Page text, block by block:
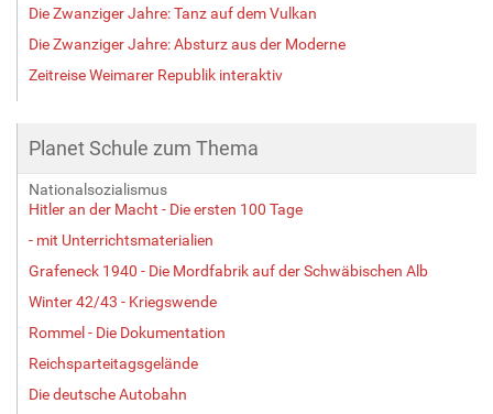
Die Zwanziger Jahre: Tanz auf dem Vulkan
Die Zwanziger Jahre: Absturz aus der Moderne
Zeitreise Weimarer Republik interaktiv
Planet Schule zum Thema
Nationalsozialismus
Hitler an der Macht - Die ersten 100 Tage
- mit Unterrichtsmaterialien
Grafeneck 1940 - Die Mordfabrik auf der Schwäbischen Alb
Winter 42/43 - Kriegswende
Rommel - Die Dokumentation
Reichsparteitagsgelände
Die deutsche Autobahn